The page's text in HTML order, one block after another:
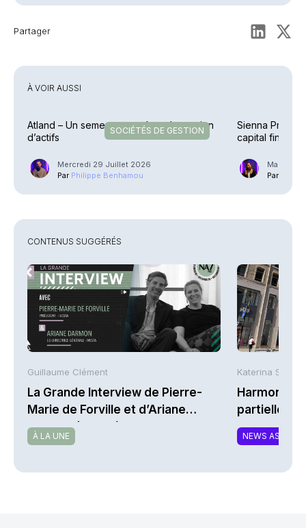
Partager
À VOIR AUSSI
SOCIÉTÉS DE GESTION
Atland – Un semestre porté par la gestion
d’actifs
Mercredi 29 Juillet 2026
Par Philippe Benhamou
Sienna Private
capital finalisée
Mardi 2
Par
CONTENUS SUGGÉRÉS
Guillaume Clément
La Grande Interview de Pierre-
Marie de Forville et d’Ariane
Darmon (Ivesta)
À LA UNE
Katerina
Harmonie
partielle du
MTCAT
NEWS